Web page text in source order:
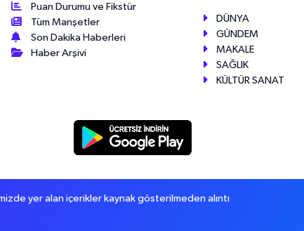
Puan Durumu ve Fikstür
Tüm Manşetler
Son Dakika Haberleri
Haber Arşivi
DÜNYA
GÜNDEM
MAKALE
SAĞLIK
KÜLTÜR SANAT
yer alan içerikler kaynak gösterilmeden alıntı